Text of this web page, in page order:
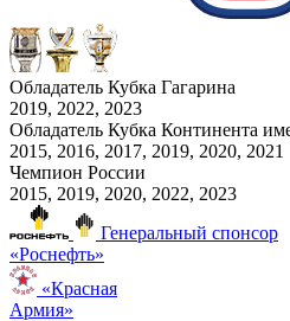
Обладатель Кубка Гагарина
2019, 2022, 2023
Обладатель Кубка Континента
2015, 2016, 2017, 2019, 2020, 2021
Чемпион России
2015, 2019, 2020, 2022, 2023
Генеральный спонсор
«Роснефть»
«Красная
Армия»